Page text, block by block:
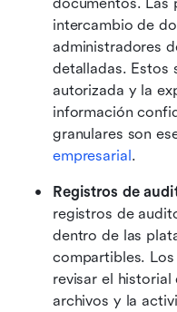
intercambio de
administradores
detalladas. Estos
autorizada y la
información
granulares son
empresarial.
Registros de
registros de
dentro de las
compartibles.
revisar el
archivos y la